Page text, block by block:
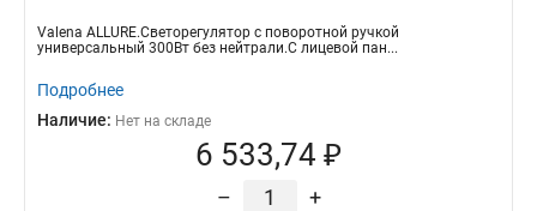
Valena ALLURE.Светорегулятор с поворотной ручкой
универсальный 300Вт без нейтрали.С лицевой пан...
Подробнее
Наличие: Нет на складе
6 533,74 ₽
– +